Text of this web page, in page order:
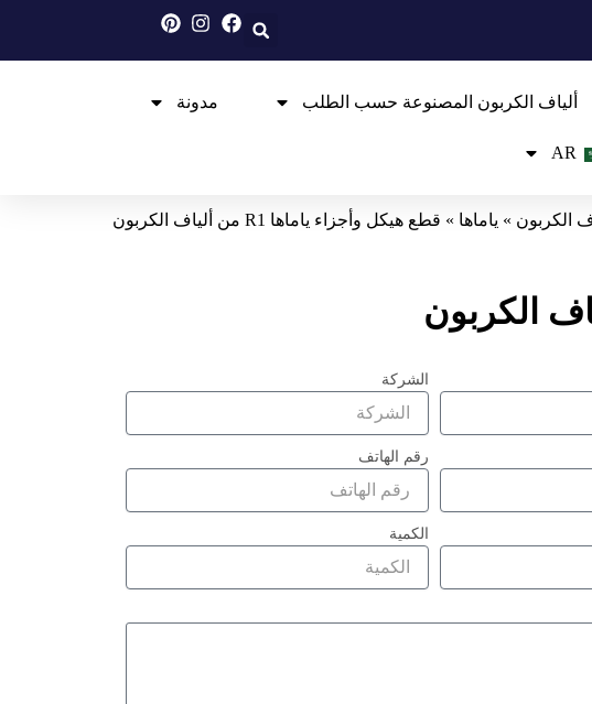
ألياف الكربون المصنوعة حسب الطلب مدونة
AR
الكربون » ياماها » قطع هيكل وأجزاء ياماها R1 من ألياف الكربون
الشركة
رقم الهاتف
الكمية